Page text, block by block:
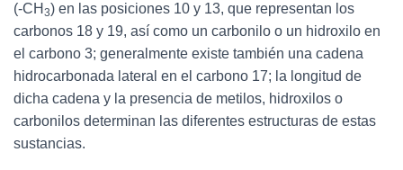
(-CH 3) en las posiciones 10 y 13, que representan los
carbonos 18 y 19, así como un carbonilo o un hidroxilo en
el carbono 3; generalmente existe también una cadena
hidrocarbonada lateral en el carbono 17; la longitud de
dicha cadena y la presencia de metilos, hidroxilos o
carbonilos determinan las diferentes estructuras de estas
sustancias.